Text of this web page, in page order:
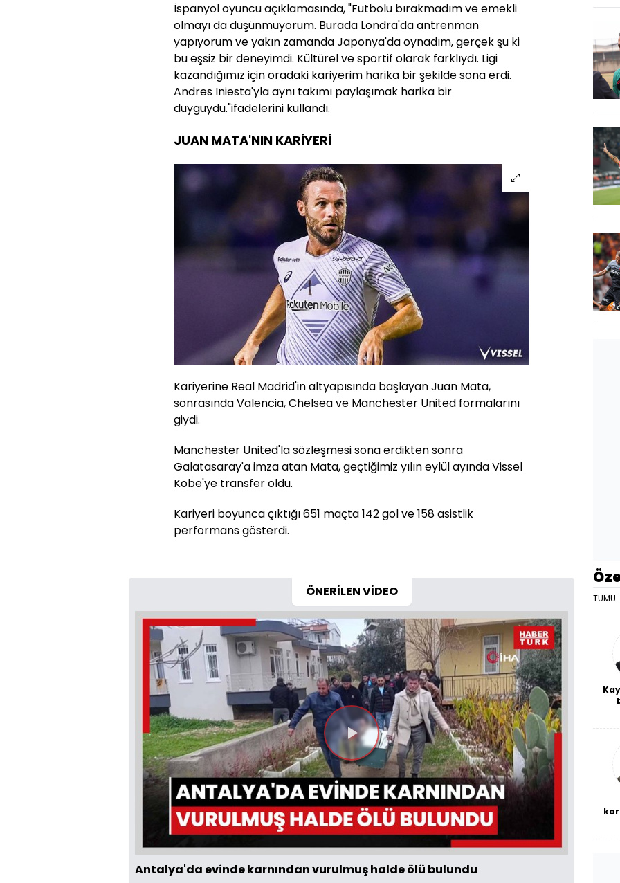
İspanyol oyuncu açıklamasında, "Futbolu bırakmadım ve emekli
olmayı da düşünmüyorum. Burada Londra'da antrenman
yapıyorum ve yakın zamanda Japonya'da oynadım, gerçek şu ki
bu eşsiz bir deneyimdi. Kültürel ve sportif olarak farklıydı. Ligi
kazandığımız için oradaki kariyerim harika bir şekilde sona erdi.
Andres Iniesta'yla aynı takımı paylaşımak harika bir
duyguydu."ifadelerini kullandı.
JUAN MATA'NIN KARİYERİ
Kariyerine Real Madrid'in altyapısında başlayan Juan Mata,
sonrasında Valencia, Chelsea ve Manchester United formalarını
giydi.
Manchester United'la sözleşmesi sona erdikten sonra
Galatasaray'a imza atan Mata, geçtiğimiz yılın eylül ayında Vissel
Kobe'ye transfer oldu.
Kariyeri boyunca çıktığı 651 maçta 142 gol ve 158 asistlik
performans gösterdi.
ÖNERİLEN VİDEO
Videoyu
Oynat
Antalya'da evinde karnından vurulmuş halde ölü bulundu
TÜMÜ